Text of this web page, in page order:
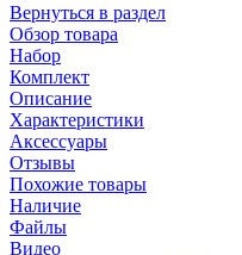
Вернуться в раздел
Обзор товара
Набор
Комплект
Описание
Характеристики
Аксессуары
Отзывы
Похожие товары
Наличие
Файлы
Видео